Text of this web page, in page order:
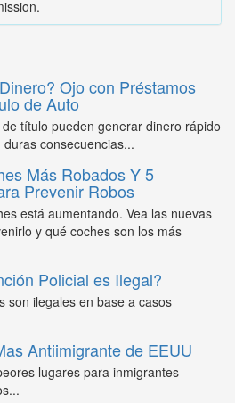
Ojo con Préstamos
de Auto
título pueden generar dinero rápido
consecuencias...
Más Robados Y 5
Prevenir Robos
está aumentando. Vea las nuevas
y qué coches son los más
Policial es Ilegal?
son ilegales en base a casos
Antiimigrante de EEUU
lugares para inmigrantes